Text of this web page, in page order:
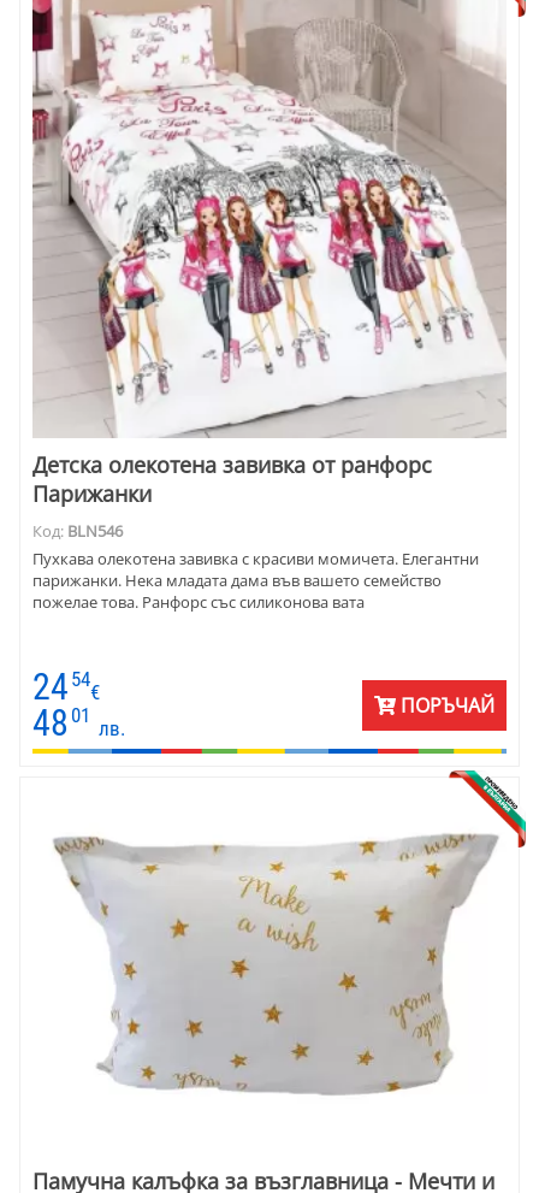
Детска олекотена завивка от ранфорс
Парижанки
Код: BLN546
Пухкава олекотена завивка с красиви момичета. Елегантни
парижанки. Нека младата дама във вашето семейство
пожелае това. Ранфорс със силиконова вата
24 54
€
48 01
лв.
ПОРЪЧАЙ
Памучна калъфка за възглавница - Мечти и